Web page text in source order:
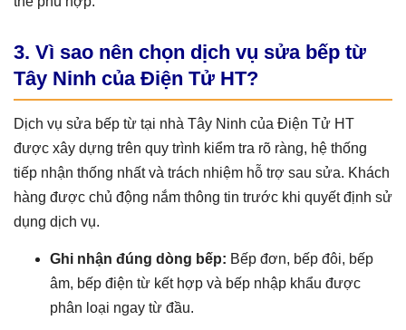
3. Vì sao nên chọn dịch vụ sửa bếp từ
Tây Ninh của Điện Tử HT?
Dịch vụ sửa bếp từ tại nhà Tây Ninh của Điện Tử HT
được xây dựng trên quy trình kiểm tra rõ ràng, hệ thống
tiếp nhận thống nhất và trách nhiệm hỗ trợ sau sửa. Khách
hàng được chủ động nắm thông tin trước khi quyết định sử
dụng dịch vụ.
Ghi nhận đúng dòng bếp: Bếp đơn, bếp đôi, bếp
âm, bếp điện từ kết hợp và bếp nhập khẩu được
phân loại ngay từ đầu.